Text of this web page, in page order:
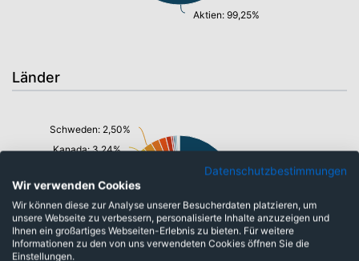
Aktien: 99,25%
Länder
USA: 67,11%
Taiwan: 5,87%
Niederlande: 4,29%
Großbritannien: 3,75%
Kanada: 3,24%
Schweden: 2,50%
Datenschutzbestimmungen
Wir verwenden Cookies
Wir können diese zur Analyse unserer Besucherdaten platzieren, um
unsere Webseite zu verbessern, personalisierte Inhalte anzuzeigen und
Ihnen ein großartiges Webseiten-Erlebnis zu bieten. Für weitere
Informationen zu den von uns verwendeten Cookies öffnen Sie die
Einstellungen.